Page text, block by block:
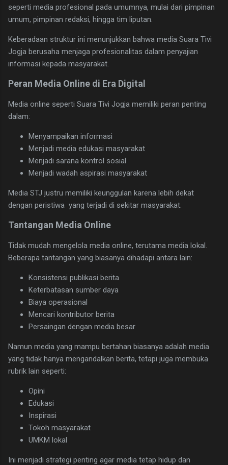
seperti media profesional pada umumnya, mulai dari pimpinan
umum, pimpinan redaksi, hingga tim liputan.
Keberadaan struktur ini menunjukkan bahwa media Suara Tivi
Jogja berusaha menjaga profesionalitas dalam penyajian
informasi kepada masyarakat.
Peran Media Online di Era Digital
Media online seperti Suara Tivi Jogja memiliki peran penting
dalam:
Menyampaikan informasi
Menjadi media edukasi masyarakat
Menjadi sarana kontrol sosial
Menjadi wadah aspirasi masyarakat
Media STJ justru memiliki keunggulan karena lebih dekat
dengan peristiwa yang terjadi di sekitar masyarakat.
Tantangan Media Online
Tidak mudah mengelola media online, terutama media lokal.
Beberapa tantangan yang biasanya dihadapi antara lain:
Konsistensi publikasi berita
Keterbatasan sumber daya
Biaya operasional
Mencari kontributor berita
Persaingan dengan media besar
Namun media yang mampu bertahan biasanya adalah media
yang tidak hanya mengandalkan berita, tetapi juga membuka
rubrik lain seperti:
Opini
Edukasi
Inspirasi
Tokoh masyarakat
UMKM lokal
Ini menjadi strategi penting agar media tetap hidup dan